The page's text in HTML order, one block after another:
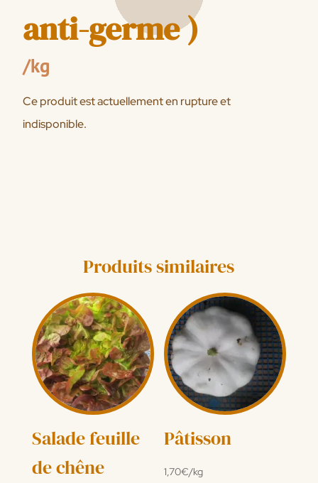
anti-germe )
/kg
Ce produit est actuellement en rupture et
indisponible.
Produits similaires
Salade feuille
de chêne
Pâtisson
1,70€/kg